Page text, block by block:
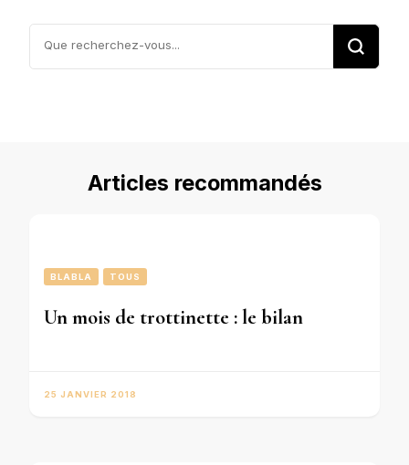
Articles recommandés
BLABLA TOUS
Un mois de trottinette : le bilan
25 JANVIER 2018